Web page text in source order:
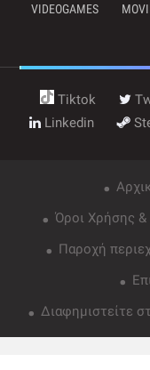
VIDEOGAMES
Tiktok
Linkedin
Όροι Χρήσης
Παροχή
Διαφημιστείτε